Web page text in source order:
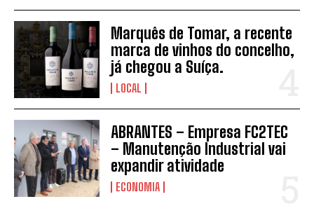
Marquês de Tomar, a recente
marca de vinhos do concelho,
já chegou a Suíça.
LOCAL
ABRANTES – Empresa FC2TEC
– Manutenção Industrial vai
expandir atividade
ECONOMIA